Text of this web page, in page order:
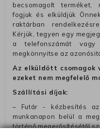
becsomagolt terméket,
fogjuk és elküldjük
raktárban
Kérjük, tegyen egy
a telefonszámát
megkönnyitse az
Az elküldött csomagok
ezeket nem megfelelő
Szállítási díjak:
– Futár - kézbesítés
munkanapon belül a
történő megerősítésétől